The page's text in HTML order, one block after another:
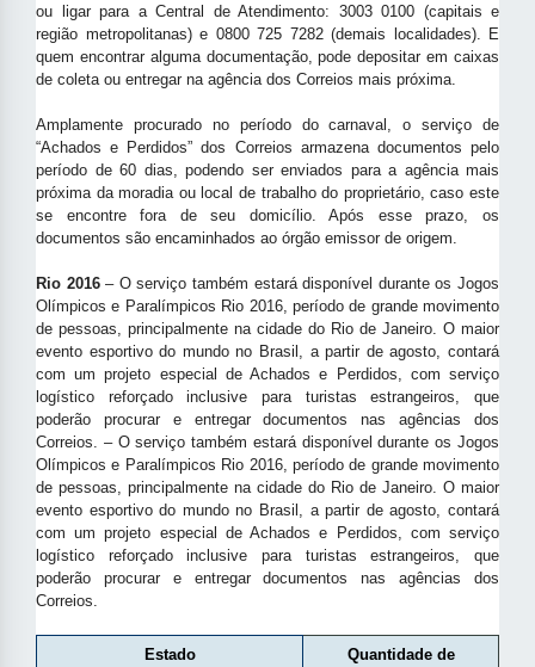
ou ligar para a Central de Atendimento: 3003 0100 (capitais e
região metropolitanas) e 0800 725 7282 (demais localidades). E
quem encontrar alguma documentação, pode depositar em caixas
de coleta ou entregar na agência dos Correios mais próxima.
Amplamente procurado no período do carnaval, o serviço de
“Achados e Perdidos” dos Correios armazena documentos pelo
período de 60 dias, podendo ser enviados para a agência mais
próxima da moradia ou local de trabalho do proprietário, caso este
se encontre fora de seu domicílio. Após esse prazo, os
documentos são encaminhados ao órgão emissor de origem.
Rio 2016– O serviço também estará disponível durante os Jogos
Olímpicos e Paralímpicos Rio 2016, período de grande movimento
de pessoas, principalmente na cidade do Rio de Janeiro. O maior
evento esportivo do mundo no Brasil, a partir de agosto, contará
com um projeto especial de Achados e Perdidos, com serviço
logístico reforçado inclusive para turistas estrangeiros, que
poderão procurar e entregar documentos nas agências dos
Correios. – O serviço também estará disponível durante os Jogos
Olímpicos e Paralímpicos Rio 2016, período de grande movimento
de pessoas, principalmente na cidade do Rio de Janeiro. O maior
evento esportivo do mundo no Brasil, a partir de agosto, contará
com um projeto especial de Achados e Perdidos, com serviço
logístico reforçado inclusive para turistas estrangeiros, que
poderão procurar e entregar documentos nas agências dos
Correios.
Estado
Quantidade de